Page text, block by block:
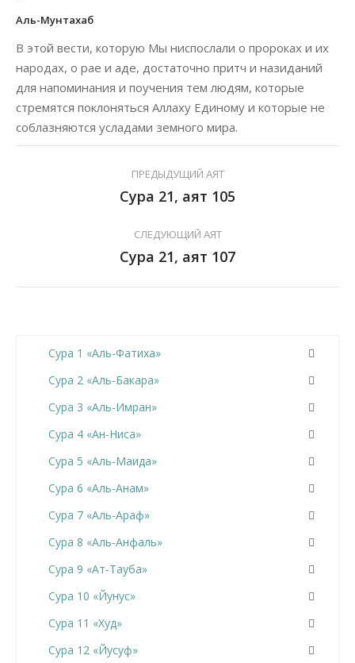
Аль-Мунтахаб
В этой вести, которую Мы ниспослали о пророках и их
народах, о рае и аде, достаточно притч и назиданий
для напоминания и поучения тем людям, которые
стремятся поклоняться Аллаху Единому и которые не
соблазняются усладами земного мира.
ПРЕДЫДУЩИЙ АЯТ
Сура 21, аят 105
СЛЕДУЮЩИЙ АЯТ
Сура 21, аят 107
Сура 1 «Аль-Фатиха»
Сура 2 «Аль-Бакара»
Сура 3 «Аль-Имран»
Сура 4 «Ан-Ниса»
Сура 5 «Аль-Маида»
Сура 6 «Аль-Анам»
Сура 7 «Аль-Араф»
Сура 8 «Аль-Анфаль»
Сура 9 «Ат-Тауба»
Сура 10 «Йунус»
Сура 11 «Худ»
Сура 12 «Йусуф»